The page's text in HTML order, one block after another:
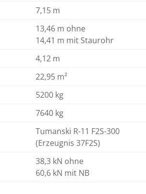
7,15 m
13,46 m ohne
14,41 m mit Staurohr
4,12 m
22,95 m²
5200 kg
7640 kg
Tumanski R-11 F2S-300
(Erzeugnis 37F2S)
38,3 kN ohne
60,6 kN mit NB